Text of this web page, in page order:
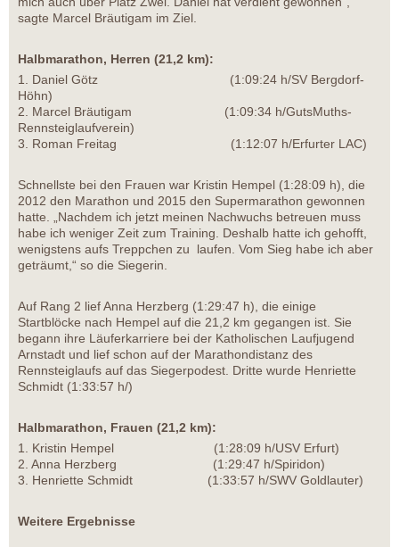
sagte Marcel Bräutigam im Ziel.
Halbmarathon, Herren (21,2 km):
1. Daniel Götz (1:09:24 h/SV Bergdorf-
Höhn)
2. Marcel Bräutigam (1:09:34 h/GutsMuths-
Rennsteiglaufverein)
3. Roman Freitag (1:12:07 h/Erfurter LAC)
Schnellste bei den Frauen war Kristin Hempel (1:28:09 h), die
2012 den Marathon und 2015 den Supermarathon gewonnen
hatte. „Nachdem ich jetzt meinen Nachwuchs betreuen muss
habe ich weniger Zeit zum Training. Deshalb hatte ich gehofft,
wenigstens aufs Treppchen zu laufen. Vom Sieg habe ich aber
geträumt,“ so die Siegerin.
Auf Rang 2 lief Anna Herzberg (1:29:47 h), die einige
Startblöcke nach Hempel auf die 21,2 km gegangen ist. Sie
begann ihre Läuferkarriere bei der Katholischen Laufjugend
Arnstadt und lief schon auf der Marathondistanz des
Rennsteiglaufs auf das Siegerpodest. Dritte wurde Henriette
Schmidt (1:33:57 h/)
Halbmarathon, Frauen (21,2 km):
1. Kristin Hempel (1:28:09 h/USV Erfurt)
2. Anna Herzberg (1:29:47 h/Spiridon)
3. Henriette Schmidt (1:33:57 h/SWV Goldlauter)
Weitere Ergebnisse